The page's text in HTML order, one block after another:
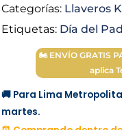
S/
Categorías: Llaveros
Etiquetas: Día del
🏍 ENVÍO GRATIS
aplica
🚚 Para Lima
martes.